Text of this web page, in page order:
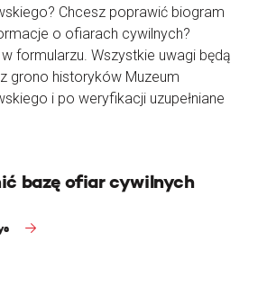
Chcesz poprawić biogram
o ofiarach cywilnych?
formularzu. Wszystkie uwagi będą
grono historyków Muzeum
i po weryfikacji uzupełniane
bazę ofiar cywilnych